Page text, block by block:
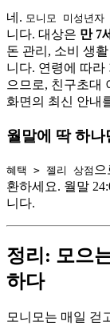
네. 모니모 미성년자
니다. 대상은 만 7
돈 관리, 소비 생
니다. 연령에 따라
으므로, 친구초대
화면의 최신 안내
월말에 딱 하
혜택 > 젤리 상점
환하세요. 월말
니다.
정리: 모으
하다
모니모는 매일 걷